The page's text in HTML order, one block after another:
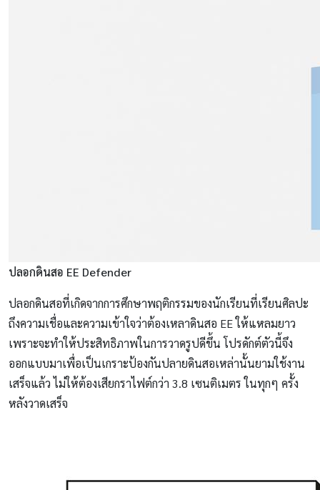
ปลอกดินสอ EE Defender
ปลอกดินสอที่เกิดจากการศึกษาพฤติกรรมของนักเรียนที่เรียนศิลปะ
ถึงความเชื่อและความเข้าใจว่าต้องเหลาดินสอ EE ให้แหลมยาว
เพราะจะทำให้ประสิทธิภาพในการวาดรูปดีขึ้น โปรดักต์ตัวนี้จึง
ออกแบบมาเพื่อเป็นเกราะป้องกันปลายดินสอเหล่านั้นยามใช้งาน
เสร็จแล้ว ไม่ให้ต้องเสียกราไฟต์กว่า 3.8 เซนติเมตร ในทุกๆ ครั้ง
หลังวาดเสร็จ